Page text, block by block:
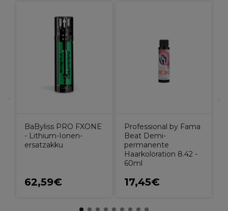
BaByliss PRO FXONE
- Lithium-Ionen-
ersatzakku
62,59€
Professional by Fama
Beat Demi-
permanente
Haarkoloration 8.42 -
60ml
17,45€